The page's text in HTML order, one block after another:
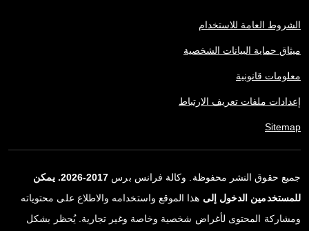
الشروط العامة للاستخدام
ميثاق حماية البيانات الشخصية
معلومات قانونية
إعدادات ملفات تعريف الارتباط
Sitemap
جميع حقوق النشر محفوظة. وكالة فرانس برس
2017-2026. يمكن
للمستخدمين الدخول إلى هذا الموقع واستخدامه والاطلاع على محتوياته
ومشاركة المحتوى لأغراض شخصية وخاصة وغير تجارية. يُحظر بشكل